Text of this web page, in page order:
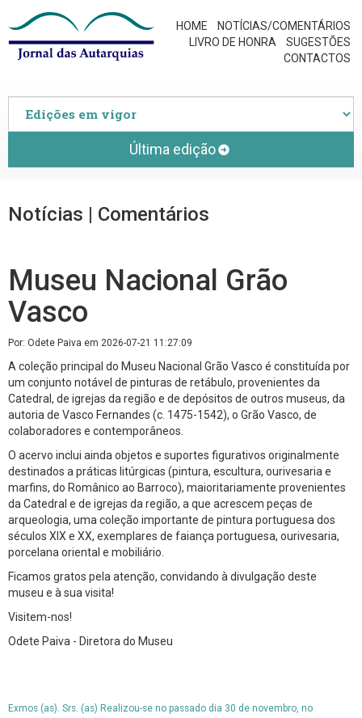
HOME
NOTÍCIAS/COMENTÁRIOS
LIVRO DE HONRA
SUGESTÕES
CONTACTOS
Última edição
Notícias | Comentários
Museu Nacional Grão
Vasco
Por: Odete Paiva em 2026-07-21 11:27:09
A coleção principal do Museu Nacional Grão Vasco é constituída por
um conjunto notável de pinturas de retábulo, provenientes da
Catedral, de igrejas da região e de depósitos de outros museus, da
autoria de Vasco Fernandes (c. 1475-1542), o Grão Vasco, de
colaboradores e contemporâneos.
O acervo inclui ainda objetos e suportes figurativos originalmente
destinados a práticas litúrgicas (pintura, escultura, ourivesaria e
marfins, do Românico ao Barroco), maioritariamente provenientes
da Catedral e de igrejas da região, a que acrescem peças de
arqueologia, uma coleção importante de pintura portuguesa dos
séculos XIX e XX, exemplares de faiança portuguesa, ourivesaria,
porcelana oriental e mobiliário.
Ficamos gratos pela atenção, convidando à divulgação deste
museu e à sua visita!
Visitem-nos!
Odete Paiva - Diretora do Museu
Exmos (as). Srs. (as) Realizou-se no passado dia 30 de novembro, no